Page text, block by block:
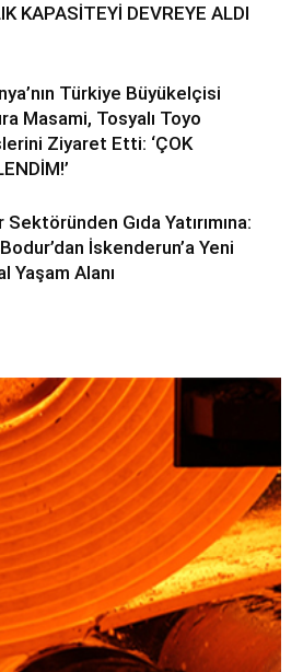
KAPASİTEYİ DEVREYE ALDI
Türkiye Büyükelçisi
Masami, Tosyalı Toyo
Ziyaret Etti: ‘ÇOK
Sektöründen Gıda Yatırımına:
İskenderun’a Yeni
Yaşam Alanı